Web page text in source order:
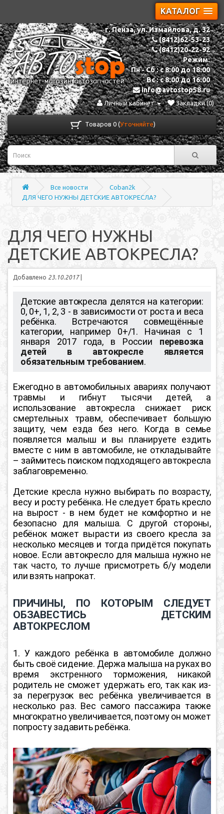
КАТАЛОГ
г. Пенза, ул. Измайлова, д. 32
(8412)62-53-23
(8412)20-22-92
Режим:
Пн - Сб : с 8:00 до 18:00
Вс : с 8:00 до 16:00
info@avtostop58.ru
Личный кабинет Закладки (0)
Товаров 0 (Уточняйте)
Все новости
Coban2k
ДЛЯ ЧЕГО НУЖНЫ ДЕТСКИЕ АВТОКРЕСЛА?
ДЛЯ ЧЕГО НУЖНЫ
ДЕТСКИЕ АВТОКРЕСЛА?
Добавлено 23.10.2017|
Детские автокресла делятся на категории:
0, 0+, 1, 2, 3 - в зависимости от роста и веса
ребёнка. Встречаются совмещённые
категории, например 0+/1. Начиная с 1
января 2017 года, в России перевозка
детей в автокресле является
обязательным требованием.
Ежегодно в автомобильных авариях получают
травмы и гибнут тысячи детей, а
использование автокресла снижает риск
смертельных травм, обеспечивает большую
защиту, чем езда без него. Когда в семье
появляется малыш и вы планируете ездить
вместе с ним в автомобиле, не откладывайте
– займитесь поиском подходящего автокресла
заблаговременно.
Детские кресла нужно выбирать по возрасту,
весу и росту ребёнка. Не следует брать кресло
на вырост - в нем будет не комфортно и не
безопасно для малыша. С другой стороны,
ребёнок может вырасти из своего кресла за
несколько месяцев и тогда придётся покупать
новое. Если автокресло для малыша нужно не
так часто, то лучше присмотреть б/у модели
или взять напрокат.
ПРИЧИНЫ, ПО КОТОРЫМ СЛЕДУЕТ
ОБЗАВЕСТИСЬ ДЕТСКИМ
АВТОКРЕСЛОМ
1. У каждого ребёнка в автомобиле должно
быть своё сидение. Держа малыша на руках во
время экстренного торможения, никакой
родитель не сможет удержать его, так как из-
за перегрузок вес ребёнка увеличивается в
несколько раз. Вес самого пассажира также
многократно увеличивается, поэтому он может
попросту задавить ребёнка.